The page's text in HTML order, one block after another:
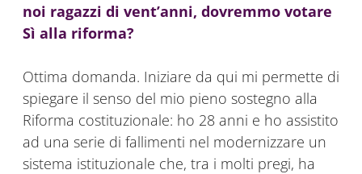
noi ragazzi di vent’anni, dovremmo votare
Sì alla riforma?
Ottima domanda. Iniziare da qui mi permette di
spiegare il senso del mio pieno sostegno alla
Riforma costituzionale: ho 28 anni e ho assistito
ad una serie di fallimenti nel modernizzare un
sistema istituzionale che, tra i molti pregi, ha